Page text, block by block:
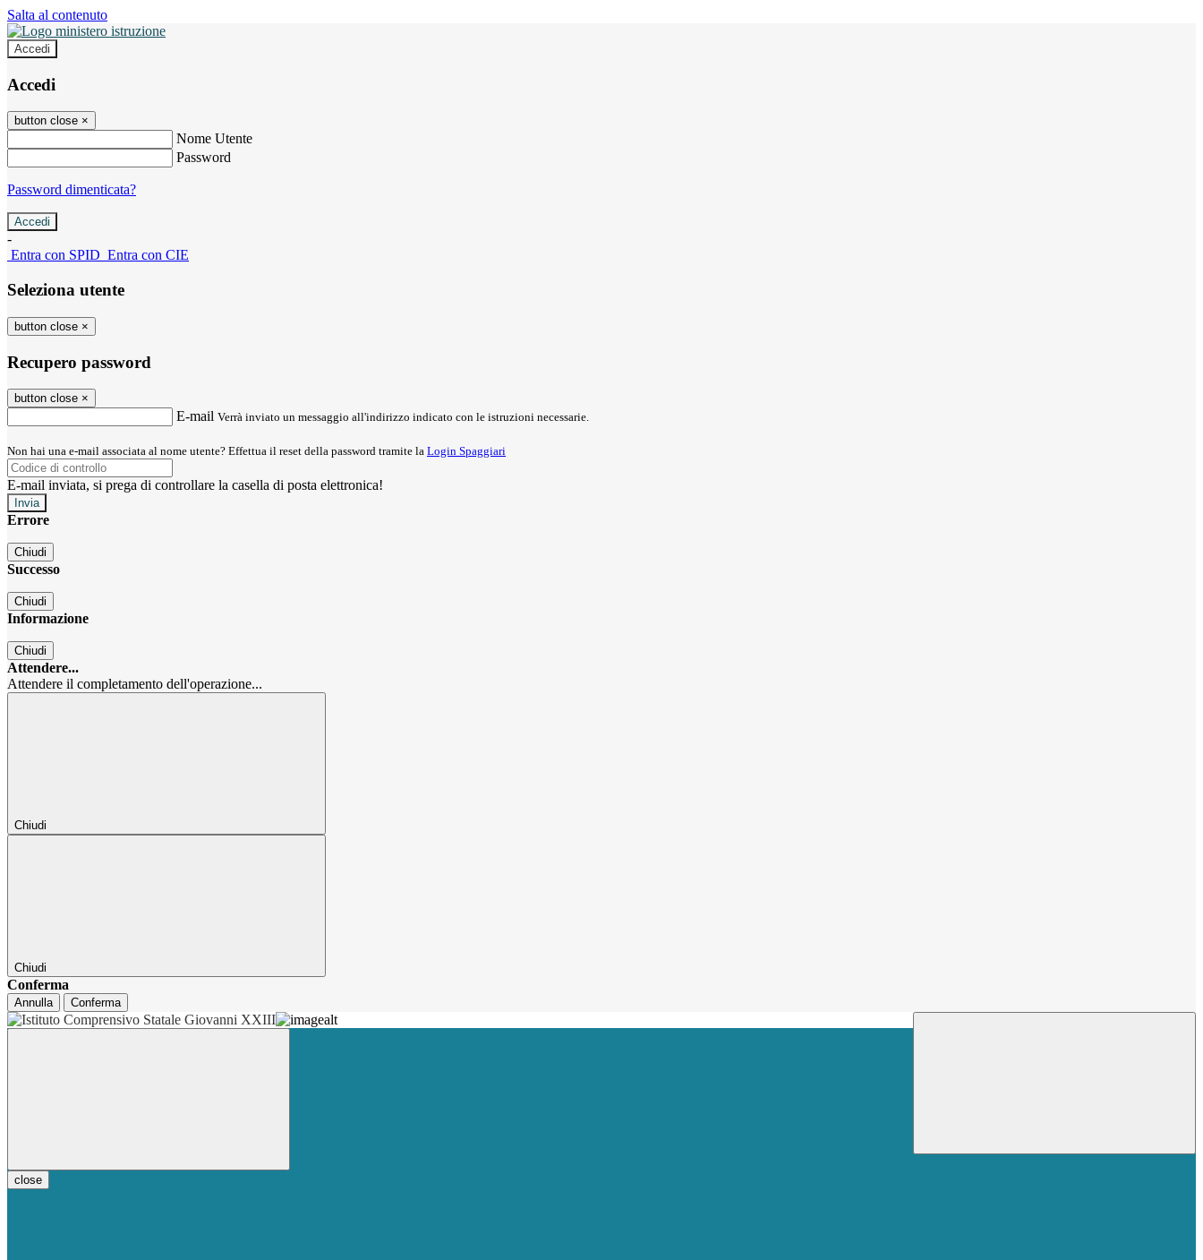
Salta al contenuto
Accedi
Accedi
button close ×
Nome Utente
Password
Password dimenticata?
-
Entra con SPID Entra con CIE
Seleziona utente
button close ×
Recupero password
button close ×
E-mail Verrà inviato un messaggio all'indirizzo indicato con le istruzioni necessarie.
Non hai una e-mail associata al nome utente? Effettua il reset della password tramite la Login Spaggiari
E-mail inviata, si prega di controllare la casella di posta elettronica!
Errore
Chiudi
Successo
Chiudi
Informazione
Chiudi
Attendere...
Attendere il completamento dell'operazione...
Chiudi
Chiudi
Conferma
Annulla Conferma
close